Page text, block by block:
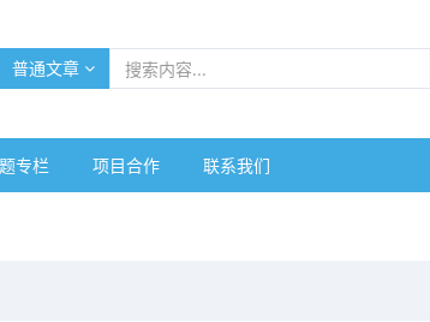
普通文章
专栏 项目合作 联系我们